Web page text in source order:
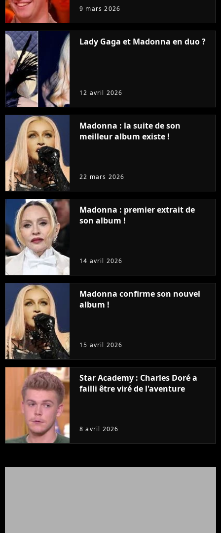
9 mars 2026
Lady Gaga et Madonna en duo ?
12 avril 2026
Madonna : la suite de son
meilleur album existe !
22 mars 2026
Madonna : premier extrait de
son album !
14 avril 2026
Madonna confirme son nouvel
album !
15 avril 2026
Star Academy : Charles Doré a
failli être viré de l'aventure
8 avril 2026